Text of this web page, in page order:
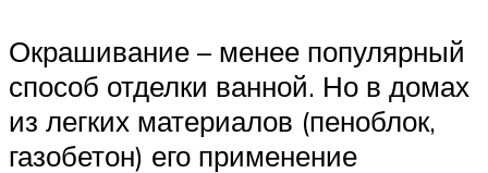
Окрашивание – менее популярный
способ отделки ванной. Но в домах
из легких материалов (пеноблок,
газобетон) его применение